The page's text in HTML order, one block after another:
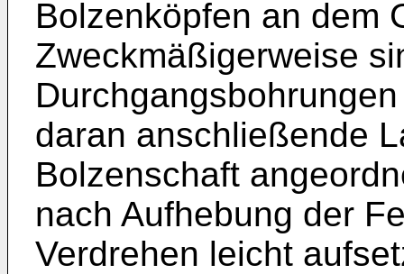
Bolzenköpfen an dem
Zweckmäßigerweise
daran anschließende
Bolzenschaft
nach Aufhebung der
Verdrehen leicht